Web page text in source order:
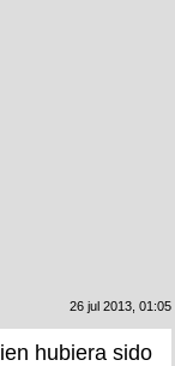
26 jul 2013, 01:05
hubiera sido